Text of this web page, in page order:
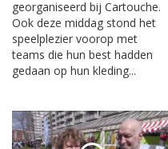
georganiseerd bij Cartouche.
Ook deze middag stond het
speelplezier voorop met
teams die hun best hadden
gedaan op hun kleding...